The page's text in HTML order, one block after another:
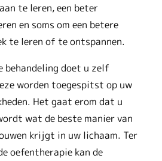
te leren, een beter
en soms om een betere
te leren of te ontspannen.
behandeling doet u zelf
worden toegespitst op uw
Het gaat erom dat u
wat de beste manier van
krijgt in uw lichaam. Ter
oefentherapie kan de